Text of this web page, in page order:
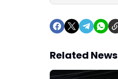
Related News